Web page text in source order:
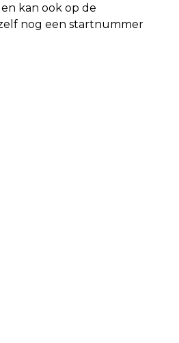
kan ook op de
nog een startnummer